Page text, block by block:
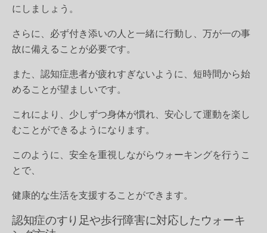
にしましょう。
さらに、必ず付き添いの人と一緒に行動し、万が一の事
故に備えることが必要です。
また、認知症患者が疲れすぎないように、短時間から始
めることが望ましいです。
これにより、少しずつ身体が慣れ、安心して運動を楽し
むことができるようになります。
このように、安全を重視しながらウォーキングを行うこ
とで、
健康的な生活を支援することができます。
認知症のすり足や歩行障害に対応したウォーキ